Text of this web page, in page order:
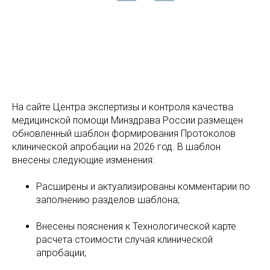
На сайте Центра экспертизы и контроля качества
медицинской помощи Минздрава России размещен
обновленный шаблон формирования Протоколов
клинической апробации на 2026 год. В шаблон
внесены следующие изменения:
Расширены и актуализированы комментарии по
заполнению разделов шаблона;
Внесены пояснения к Технологической карте
расчета стоимости случая клинической
апробации;